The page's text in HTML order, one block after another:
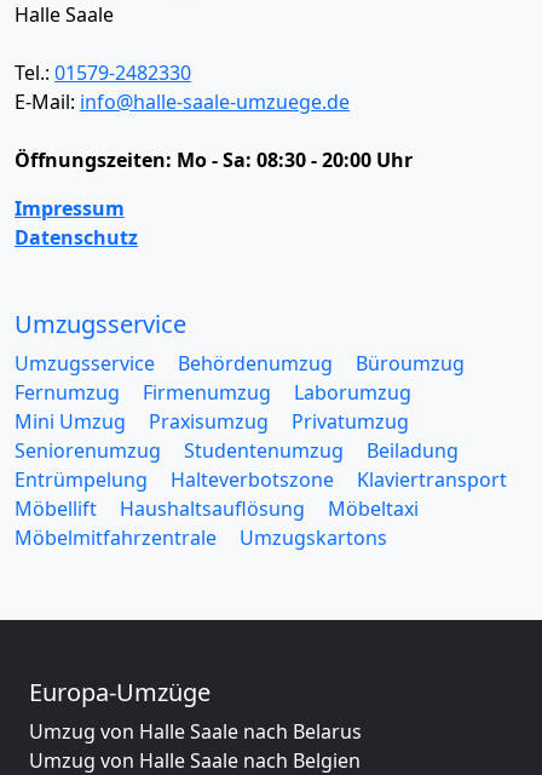
Halle Saale
Tel.: 01579-2482330
E-Mail: info@halle-saale-umzuege.de
Öffnungszeiten: Mo - Sa: 08:30 - 20:00 Uhr
Impressum
Datenschutz
Umzugsservice
Umzugsservice Behördenumzug
Büroumzug
Fernumzug
Firmenumzug
Laborumzug
Mini Umzug
Praxisumzug
Privatumzug
Seniorenumzug
Studentenumzug
Beiladung
Entrümpelung
Halteverbotszone
Klaviertransport
Möbellift
Haushaltsauflösung
Möbeltaxi
Möbelmitfahrzentrale
Umzugskartons
Europa-Umzüge
Umzug von Halle Saale nach Belarus
Umzug von Halle Saale nach Belgien